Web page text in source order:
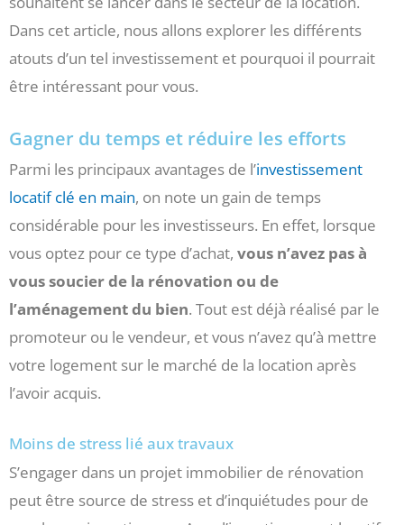
Dans cet article, nous allons explorer les différents
atouts d’un tel investissement et pourquoi il pourrait
être intéressant pour vous.
Gagner du temps et réduire les efforts
Parmi les principaux avantages de l’investissement
locatif clé en main, on note un gain de temps
considérable pour les investisseurs. En effet, lorsque
vous optez pour ce type d’achat, vous n’avez pas à
vous soucier de la rénovation ou de
l’aménagement du bien. Tout est déjà réalisé par le
promoteur ou le vendeur, et vous n’avez qu’à mettre
votre logement sur le marché de la location après
l’avoir acquis.
Moins de stress lié aux travaux
S’engager dans un projet immobilier de rénovation
peut être source de stress et d’inquiétudes pour de